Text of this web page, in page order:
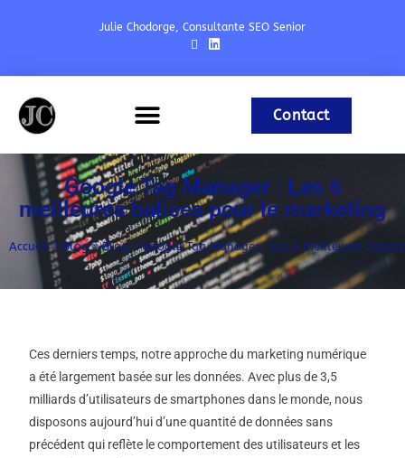
Julie Chodorge, Consultante SEO Senior
Contact
Google Tag Manager : Les 6
meilleures balises pour le marketing
Accueil» Blog»Blog »Google Tag Manager : Les 6 meilleures
Ces derniers temps, notre approche du marketing numérique
a été largement basée sur les données. Avec plus de 3,5
milliards d’utilisateurs de smartphones dans le monde, nous
disposons aujourd’hui d’une quantité de données sans
précédent qui reflète le comportement des utilisateurs et les